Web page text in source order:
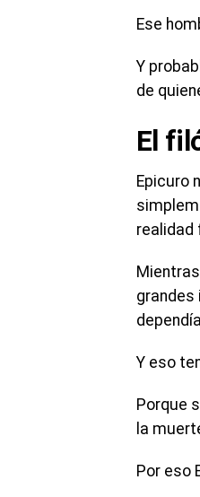
Ese
Y
de
El
Epicuro
realidad
grandes
Y eso
Porque
la
Por eso